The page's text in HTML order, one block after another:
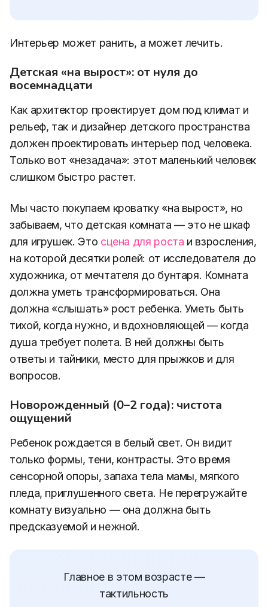
Интерьер может ранить, а может лечить.
Детская «на вырост»: от нуля до
восемнадцати
Как архитектор проектирует дом под климат и
рельеф, так и дизайнер детского пространства
должен проектировать интерьер под человека.
Только вот «незадача»: этот маленький человек
слишком быстро растет.
Мы часто покупаем кроватку «на вырост», но
забываем, что детская комната — это не шкаф
для игрушек. Это сцена для роста и взросления,
на которой десятки ролей: от исследователя до
художника, от мечтателя до бунтаря. Комната
должна уметь трансформироваться. Она
должна «слышать» рост ребенка. Уметь быть
тихой, когда нужно, и вдохновляющей — когда
душа требует полета. В ней должны быть
ответы и тайники, место для прыжков и для
вопросов.
Новорожденный (0–2 года): чистота
ощущений
Ребенок рождается в белый свет. Он видит
только формы, тени, контрасты. Это время
сенсорной опоры, запаха тела мамы, мягкого
пледа, приглушенного света. Не перегружайте
комнату визуально — она должна быть
предсказуемой и нежной.
Главное в этом возрасте —
тактильность